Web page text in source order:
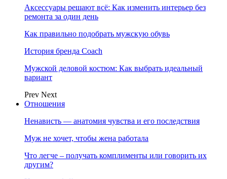
Аксессуары решают всё: Как изменить интерьер без
ремонта за один день
Как правильно подобрать мужскую обувь
История бренда Coach
Мужской деловой костюм: Как выбрать идеальный
вариант
Prev Next
Отношения
Ненависть — анатомия чувства и его последствия
Муж не хочет, чтобы жена работала
Что легче – получать комплименты или говорить их
другим?